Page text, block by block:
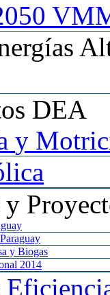
DEA
y
y
y Biogas
2014